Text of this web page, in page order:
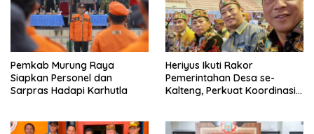
Pemkab Murung Raya
Siapkan Personel dan
Sarpras Hadapi Karhutla
Heriyus Ikuti Rakor
Pemerintahan Desa se-
Kalteng, Perkuat Koordinasi